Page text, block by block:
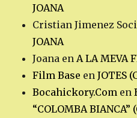
JOANA
Cristian Jimenez
JOANA
Joana en A LA MEVA
Film Base enJOTES
Bocahickory.Com en
“COLOMBA